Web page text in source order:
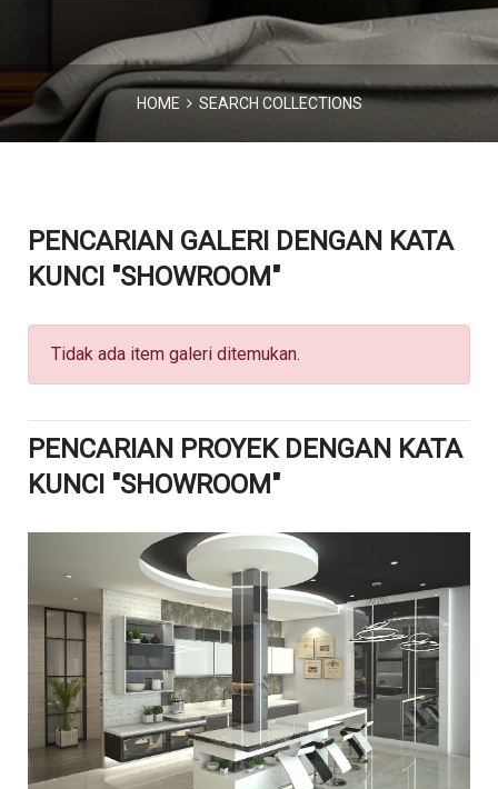
HOME SEARCH COLLECTIONS
PENCARIAN GALERI DENGAN KATA
KUNCI "SHOWROOM"
Tidak ada item galeri ditemukan.
PENCARIAN PROYEK DENGAN KATA
KUNCI "SHOWROOM"